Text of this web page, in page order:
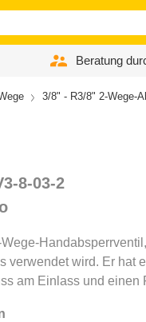
Beratung
3/8" - R3/8" 2-Wege-
8-03-2
verwendet wird. Er hat
am Einlass und einen